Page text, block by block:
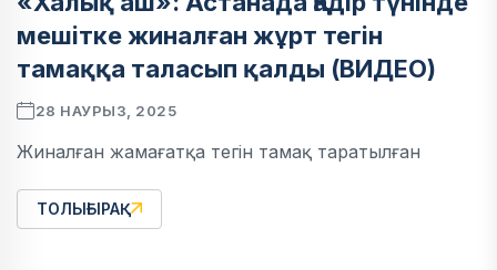
мешітке жиналған жұрт тегін
тамаққа таласып қалды (ВИДЕО)
28 НАУРЫЗ, 2025
Жиналған жамағатқа тегін тамақ таратылған
ТОЛЫҒЫРАҚ